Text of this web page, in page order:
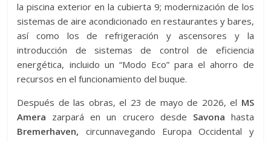
la piscina exterior en la cubierta 9; modernización de los
sistemas de aire acondicionado en restaurantes y bares,
así como los de refrigeración y ascensores y la
introducción de sistemas de control de eficiencia
energética, incluido un “Modo Eco” para el ahorro de
recursos en el funcionamiento del buque.
Después de las obras, el 23 de mayo de 2026, el MS
Amera zarpará en un crucero desde Savona hasta
Bremerhaven, circunnavegando Europa Occidental y